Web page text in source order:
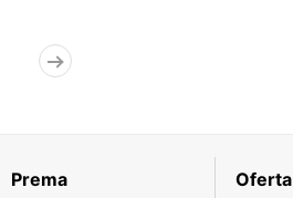
Prema